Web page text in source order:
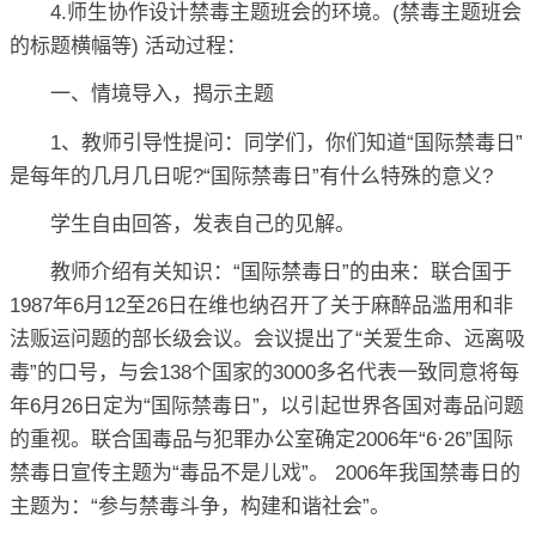
4.师生协作设计禁毒主题班会的环境。(禁毒主题班会
的标题横幅等) 活动过程：
一、情境导入，揭示主题
1、教师引导性提问：同学们，你们知道“国际禁毒日”
是每年的几月几日呢?“国际禁毒日”有什么特殊的意义?
学生自由回答，发表自己的见解。
教师介绍有关知识：“国际禁毒日”的由来：联合国于
1987年6月12至26日在维也纳召开了关于麻醉品滥用和非
法贩运问题的部长级会议。会议提出了“关爱生命、远离吸
毒”的口号，与会138个国家的3000多名代表一致同意将每
年6月26日定为“国际禁毒日”，以引起世界各国对毒品问题
的重视。联合国毒品与犯罪办公室确定2006年“6·26”国际
禁毒日宣传主题为“毒品不是儿戏”。 2006年我国禁毒日的
主题为：“参与禁毒斗争，构建和谐社会”。